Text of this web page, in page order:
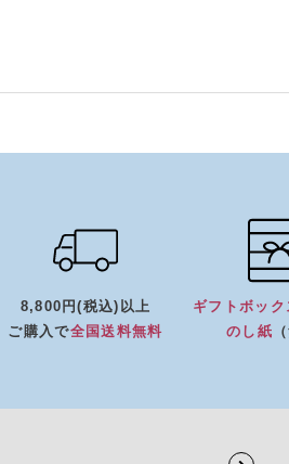
8,800円(税込)以上
ご購入で全国送料無料
ギフトボック
のし紙